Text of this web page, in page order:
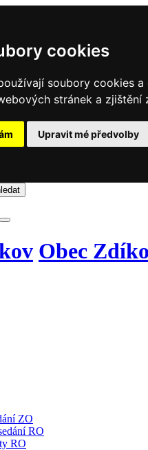
cookies
soubory cookies
stránek a zjištění
Upravit mé předvolby
Obec
ZO
RO
RO